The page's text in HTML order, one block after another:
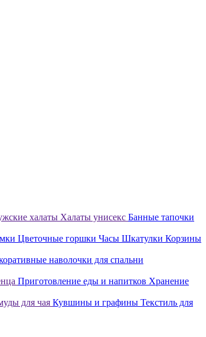
халаты Халаты унисекс Банные тапочки
Цветочные горшки Часы Шкатулки Корзины
наволочки для спальни
Приготовление еды и напитков Хранение
для чая Кувшины и графины Текстиль для